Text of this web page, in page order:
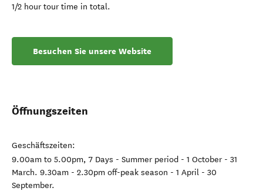
1/2 hour tour time in total.
Besuchen Sie unsere Website
Öffnungszeiten
Geschäftszeiten:
9.00am to 5.00pm, 7 Days - Summer period - 1 October - 31
March. 9.30am - 2.30pm off-peak season - 1 April - 30
September.